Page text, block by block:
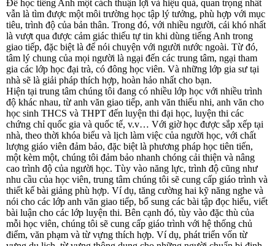
Để học tiếng Anh một cách thuận lợi và hiệu quả, quan trọng nhất
vẫn là tìm được một môi trường học tập lý tưởng, phù hợp với mục
tiêu, trình độ của bản thân. Trong đó, với nhiều người, cái khó nhất
là vượt qua được cảm giác thiếu tự tin khi dùng tiếng Anh trong
giao tiếp, đặc biệt là để nói chuyện với người nước ngoài. Từ đó,
tâm lý chung của mọi người là ngại đến các trung tâm, ngại tham
gia các lớp học đại trà, có đông học viên. Và những lớp gia sư tại
nhà sẽ là giải pháp thích hợp, hoàn hảo nhất cho bạn.
Hiện tại trung tâm chúng tôi đang có nhiều lớp học với nhiều trình
độ khác nhau, từ anh văn giao tiếp, anh văn thiếu nhi, anh văn cho
học sinh THCS và THPT đến luyện thi đại học, luyện thi các
chứng chỉ quốc gia và quốc tế, v.v… Với giờ học được sắp xếp tại
nhà, theo thời khóa biểu và lịch làm việc của người học, với chất
lượng giáo viên đảm bảo, đặc biệt là phương pháp học tiên tiến,
một kèm một, chúng tôi đảm bảo nhanh chóng cải thiện và nâng
cao trình độ của người học. Tùy vào năng lực, trình độ cũng như
nhu cầu của học viên, trung tâm chúng tôi sẽ cung cấp giáo trình và
thiết kế bài giảng phù hợp. Ví dụ, tăng cường hai kỹ năng nghe và
nói cho các lớp anh văn giao tiếp, bổ sung các bài tập đọc hiểu, viết
bài luận cho các lớp luyện thi. Bên cạnh đó, tùy vào đặc thù của
mỗi học viên, chúng tôi sẽ cung cấp giáo trình với hệ thống chủ
điểm, văn phạm và từ vựng thích hợp. Ví dụ, phát triển vốn từ